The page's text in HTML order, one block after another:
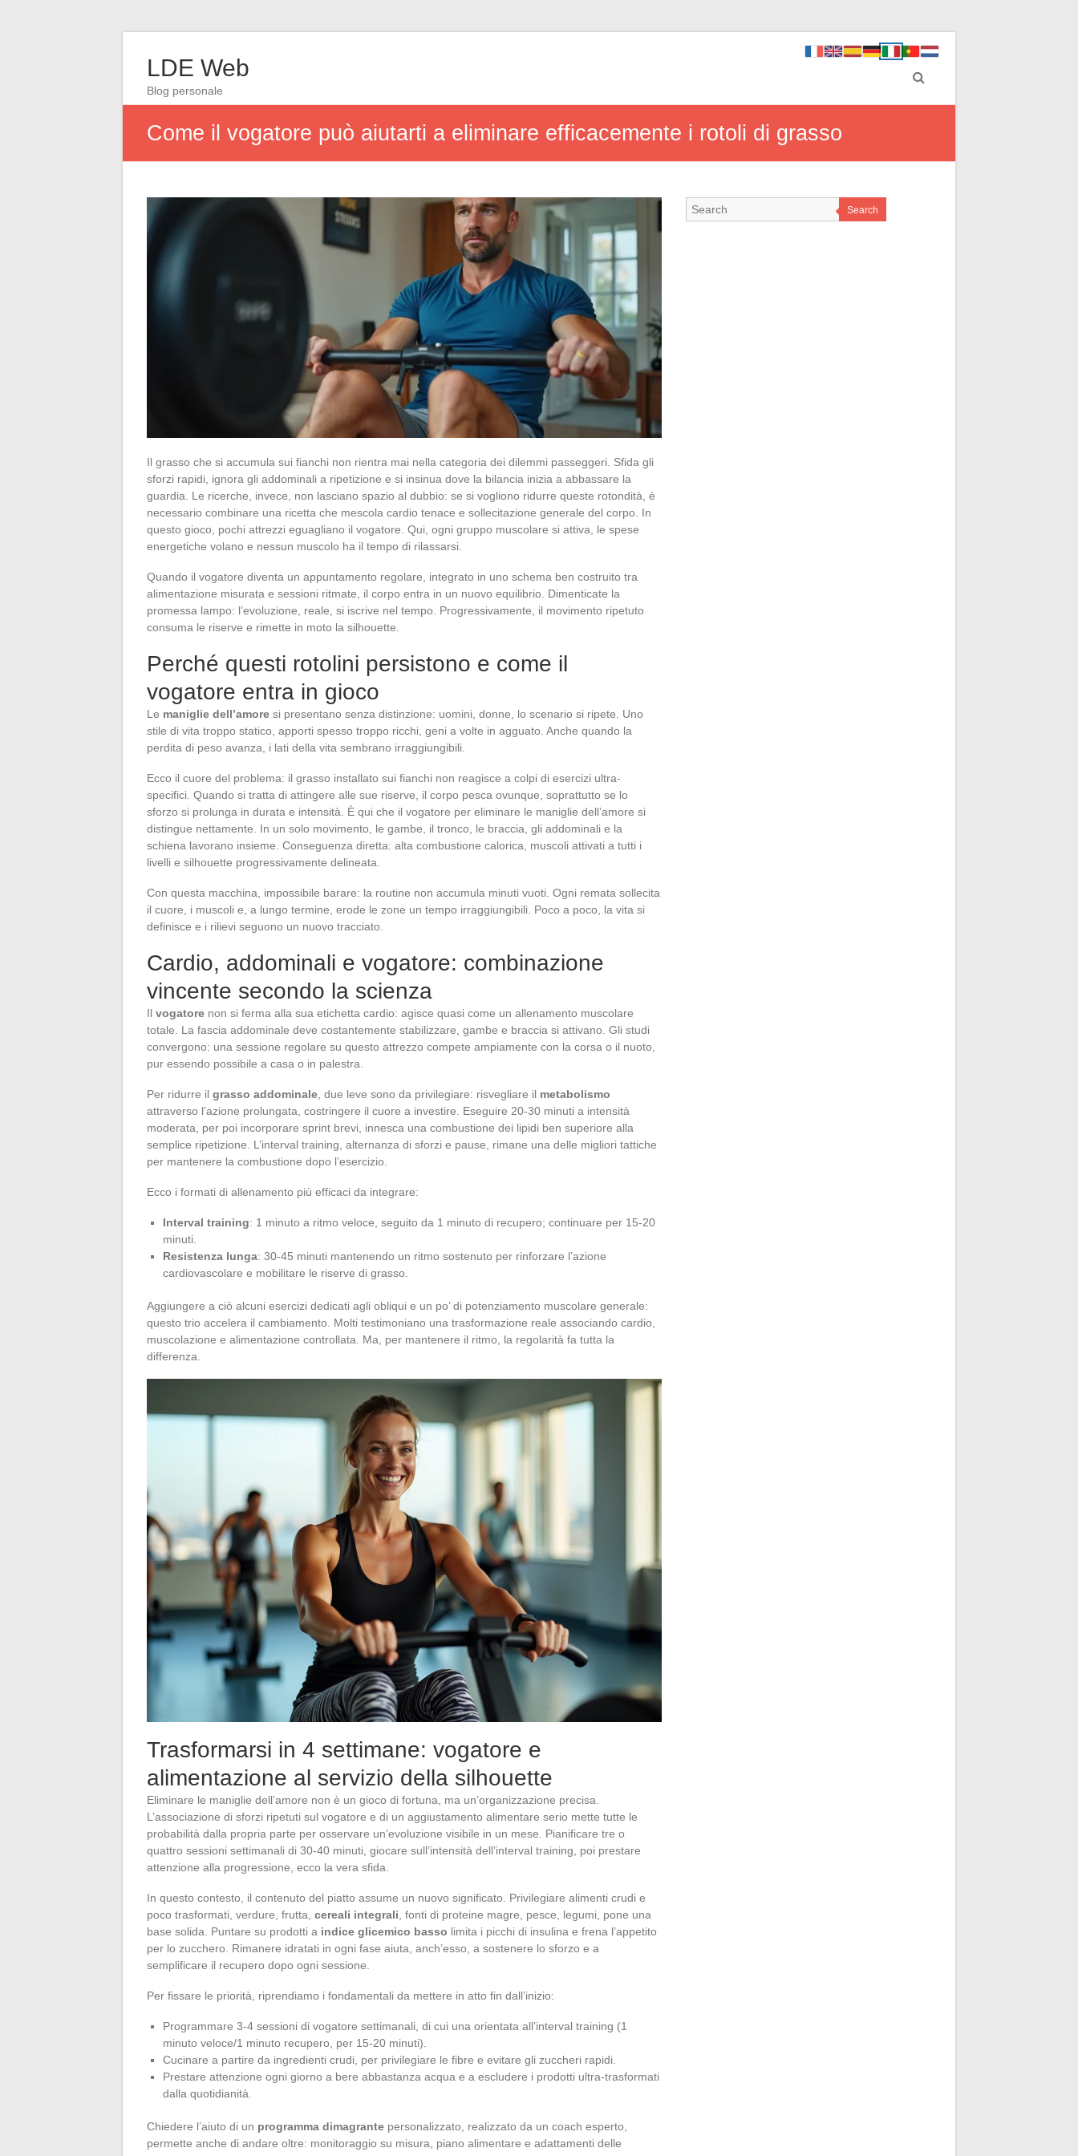
LDE Web
Blog personale
Come il vogatore può aiutarti a eliminare efficacemente i rotoli di grasso
Il grasso che si accumula sui fianchi non rientra mai nella categoria dei dilemmi passeggeri. Sfida gli
sforzi rapidi, ignora gli addominali a ripetizione e si insinua dove la bilancia inizia a abbassare la
guardia. Le ricerche, invece, non lasciano spazio al dubbio: se si vogliono ridurre queste rotondità, è
necessario combinare una ricetta che mescola cardio tenace e sollecitazione generale del corpo. In
questo gioco, pochi attrezzi eguagliano il vogatore. Qui, ogni gruppo muscolare si attiva, le spese
energetiche volano e nessun muscolo ha il tempo di rilassarsi.
Quando il vogatore diventa un appuntamento regolare, integrato in uno schema ben costruito tra
alimentazione misurata e sessioni ritmate, il corpo entra in un nuovo equilibrio. Dimenticate la
promessa lampo: l’evoluzione, reale, si iscrive nel tempo. Progressivamente, il movimento ripetuto
consuma le riserve e rimette in moto la silhouette.
Perché questi rotolini persistono e come il
vogatore entra in gioco
Le maniglie dell’amore si presentano senza distinzione: uomini, donne, lo scenario si ripete. Uno
stile di vita troppo statico, apporti spesso troppo ricchi, geni a volte in agguato. Anche quando la
perdita di peso avanza, i lati della vita sembrano irraggiungibili.
Ecco il cuore del problema: il grasso installato sui fianchi non reagisce a colpi di esercizi ultra-
specifici. Quando si tratta di attingere alle sue riserve, il corpo pesca ovunque, soprattutto se lo
sforzo si prolunga in durata e intensità. È qui che il vogatore per eliminare le maniglie dell’amore si
distingue nettamente. In un solo movimento, le gambe, il tronco, le braccia, gli addominali e la
schiena lavorano insieme. Conseguenza diretta: alta combustione calorica, muscoli attivati a tutti i
livelli e silhouette progressivamente delineata.
Con questa macchina, impossibile barare: la routine non accumula minuti vuoti. Ogni remata sollecita
il cuore, i muscoli e, a lungo termine, erode le zone un tempo irraggiungibili. Poco a poco, la vita si
definisce e i rilievi seguono un nuovo tracciato.
Cardio, addominali e vogatore: combinazione
vincente secondo la scienza
Il vogatore non si ferma alla sua etichetta cardio: agisce quasi come un allenamento muscolare
totale. La fascia addominale deve costantemente stabilizzare, gambe e braccia si attivano. Gli studi
convergono: una sessione regolare su questo attrezzo compete ampiamente con la corsa o il nuoto,
pur essendo possibile a casa o in palestra.
Per ridurre il grasso addominale , due leve sono da privilegiare: risvegliare il metabolismo
attraverso l’azione prolungata, costringere il cuore a investire. Eseguire 20-30 minuti a intensità
moderata, per poi incorporare sprint brevi, innesca una combustione dei lipidi ben superiore alla
semplice ripetizione. L’interval training, alternanza di sforzi e pause, rimane una delle migliori tattiche
per mantenere la combustione dopo l’esercizio.
Ecco i formati di allenamento più efficaci da integrare:
Interval training: 1 minuto a ritmo veloce, seguito da 1 minuto di recupero; continuare per 15-20
minuti.
Resistenza lunga: 30-45 minuti mantenendo un ritmo sostenuto per rinforzare l’azione
cardiovascolare e mobilitare le riserve di grasso.
Aggiungere a ciò alcuni esercizi dedicati agli obliqui e un po’ di potenziamento muscolare generale:
questo trio accelera il cambiamento. Molti testimoniano una trasformazione reale associando cardio,
muscolazione e alimentazione controllata. Ma, per mantenere il ritmo, la regolarità fa tutta la
differenza.
Trasformarsi in 4 settimane: vogatore e
alimentazione al servizio della silhouette
Eliminare le maniglie dell’amore non è un gioco di fortuna, ma un’organizzazione precisa.
L’associazione di sforzi ripetuti sul vogatore e di un aggiustamento alimentare serio mette tutte le
probabilità dalla propria parte per osservare un’evoluzione visibile in un mese. Pianificare tre o
quattro sessioni settimanali di 30-40 minuti, giocare sull’intensità dell’interval training, poi prestare
attenzione alla progressione, ecco la vera sfida.
In questo contesto, il contenuto del piatto assume un nuovo significato. Privilegiare alimenti crudi e
poco trasformati, verdure, frutta, cereali integrali , fonti di proteine magre, pesce, legumi, pone una
base solida. Puntare su prodotti a indice glicemico basso limita i picchi di insulina e frena l’appetito
per lo zucchero. Rimanere idratati in ogni fase aiuta, anch’esso, a sostenere lo sforzo e a
semplificare il recupero dopo ogni sessione.
Per fissare le priorità, riprendiamo i fondamentali da mettere in atto fin dall’inizio:
Programmare 3-4 sessioni di vogatore settimanali, di cui una orientata all’interval training (1
minuto veloce/1 minuto recupero, per 15-20 minuti).
Cucinare a partire da ingredienti crudi, per privilegiare le fibre e evitare gli zuccheri rapidi.
Prestare attenzione ogni giorno a bere abbastanza acqua e a escludere i prodotti ultra-trasformati
dalla quotidianità.
Chiedere l’aiuto di un programma dimagrante personalizzato, realizzato da un coach esperto,
permette anche di andare oltre: monitoraggio su misura, piano alimentare e adattamenti delle
Search